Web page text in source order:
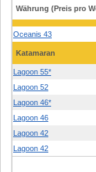
Währung (Preis pro
Oceanis 43
Katamaran
Lagoon 55*
Lagoon 52
Lagoon 46*
Lagoon 46
Lagoon 42
Lagoon 42